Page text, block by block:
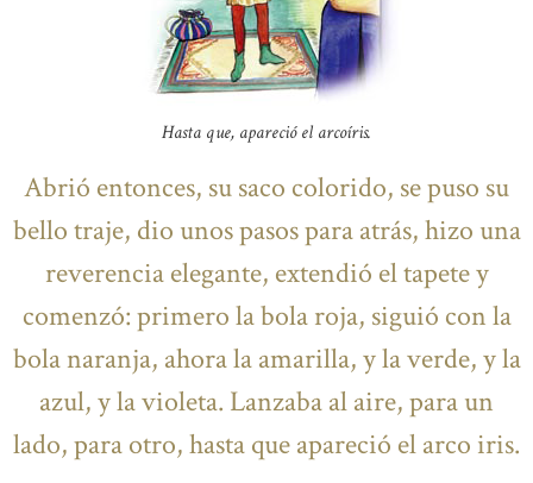
Hasta que, apareció el arcoíris.
Abrió entonces, su saco colorido, se puso su
bello traje, dio unos pasos para atrás, hizo una
reverencia elegante, extendió el tapete y
comenzó: primero la bola roja, siguió con la
bola naranja, ahora la amarilla, y la verde, y la
azul, y la violeta. Lanzaba al aire, para un
lado, para otro, hasta que apareció el arco iris.